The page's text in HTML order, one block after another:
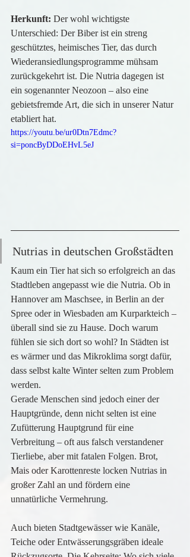
Herkunft: Der wohl wichtigste
Unterschied: Der Biber ist ein streng
geschütztes, heimisches Tier, das durch
Wiederansiedlungsprogramme mühsam
zurückgekehrt ist. Die Nutria dagegen ist
ein sogenannter Neozoon – also eine
gebietsfremde Art, die sich in unserer Natur
etabliert hat.
https://youtu.be/ur0Dtn7Edmc?
si=poncByDDoEHvL5eJ
Nutrias in deutschen Großstädten
Kaum ein Tier hat sich so erfolgreich an das
Stadtleben angepasst wie die Nutria. Ob in
Hannover am Maschsee, in Berlin an der
Spree oder in Wiesbaden am Kurparkteich –
überall sind sie zu Hause. Doch warum
fühlen sie sich dort so wohl? In Städten ist
es wärmer und das Mikroklima sorgt dafür,
dass selbst kalte Winter selten zum Problem
werden.
Gerade Menschen sind jedoch einer der
Hauptgründe, denn nicht selten ist eine
Zufütterung Hauptgrund für eine
Verbreitung – oft aus falsch verstandener
Tierliebe, aber mit fatalen Folgen. Brot,
Mais oder Karottenreste locken Nutrias in
großer Zahl an und fördern eine
unnatürliche Vermehrung.
Auch bieten Stadtgewässer wie Kanäle,
Teiche oder Entwässerungsgräben ideale